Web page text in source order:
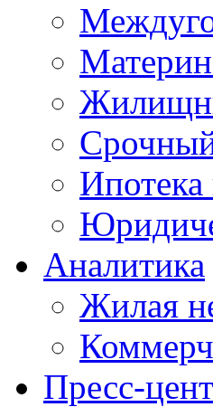
Ипотека
Аналитика
Жилая
Пресс-